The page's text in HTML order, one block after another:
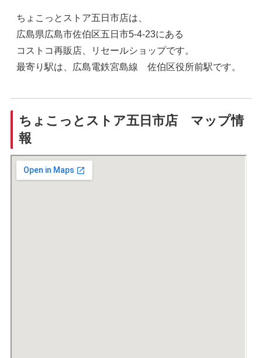
ちょこっとストア五日市店は、
広島県広島市佐伯区五日市5-4-23にある
コストコ再販店、リセールショップです。
最寄り駅は、広島電鉄宮島線 佐伯区役所前駅です。
ちょこっとストア五日市店 マップ情
報